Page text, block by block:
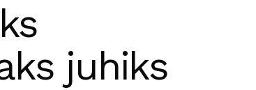
juhiks